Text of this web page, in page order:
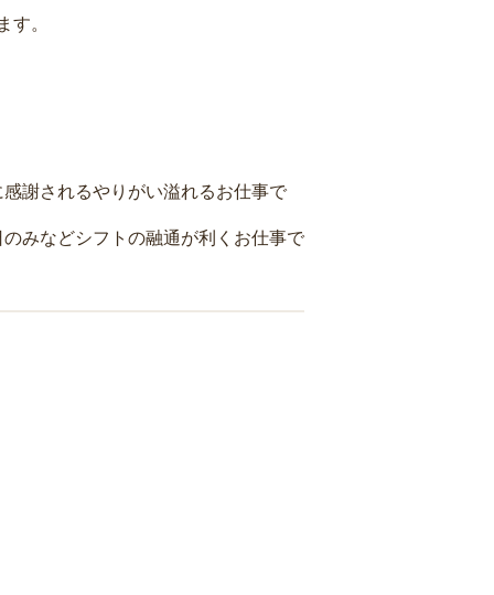
す。
謝されるやりがい溢れるお仕事で
みなどシフトの融通が利くお仕事で